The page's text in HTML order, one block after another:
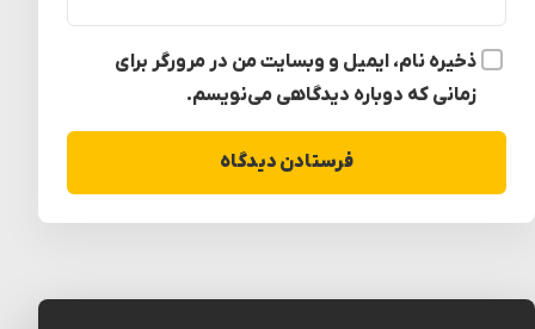
ذخیره نام، ایمیل و وبسایت من در مرورگر برای
زمانی که دوباره دیدگاهی می‌نویسم.